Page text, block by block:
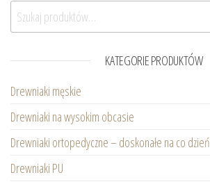
Szukaj:
KATEGORIE PRODUKTÓW
Drewniaki męskie
Drewniaki na wysokim obcasie
Drewniaki ortopedyczne – doskonałe na co dzień
Drewniaki PU